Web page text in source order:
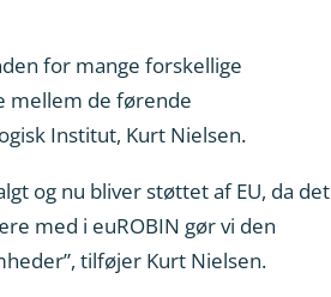
for mange forskellige
mellem de førende
Institut, Kurt Nielsen.
og nu bliver støttet af EU, da det
med i euROBIN gør vi den
tilføjer Kurt Nielsen.